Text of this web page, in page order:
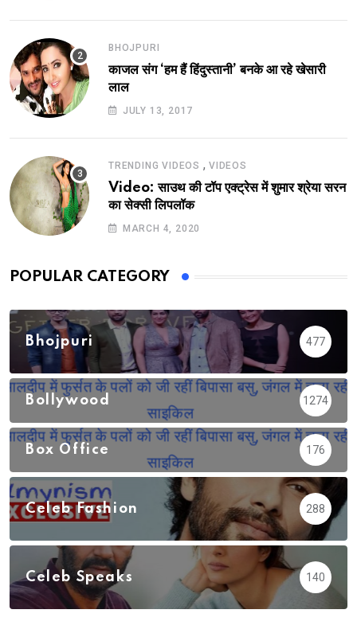
BHOJPURI
काजल संग ‘हम हैं हिंदुस्तानी’ बनके आ रहे खेसारी
लाल
JULY 13, 2017
TRENDING VIDEOS , VIDEOS
Video: साउथ की टॉप एक्ट्रेस में शुमार श्रेया सरन
का सेक्सी लिपलॉक
MARCH 4, 2020
POPULAR CATEGORY
Bhojpuri 477
Bollywood 1274
Box Office 176
Celeb Fashion 288
Celeb Speaks 140